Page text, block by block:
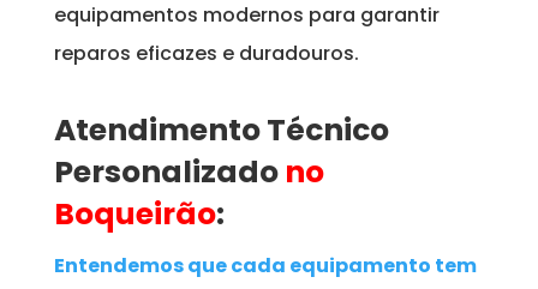
equipamentos modernos para garantir
reparos eficazes e duradouros.
Atendimento Técnico
Personalizado no
Boqueirão:
Entendemos que cada equipamento tem